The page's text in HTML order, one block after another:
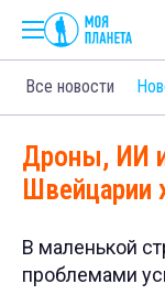
Все новости
Дроны, ИИ
Швейцарии
В маленькой
проблемами